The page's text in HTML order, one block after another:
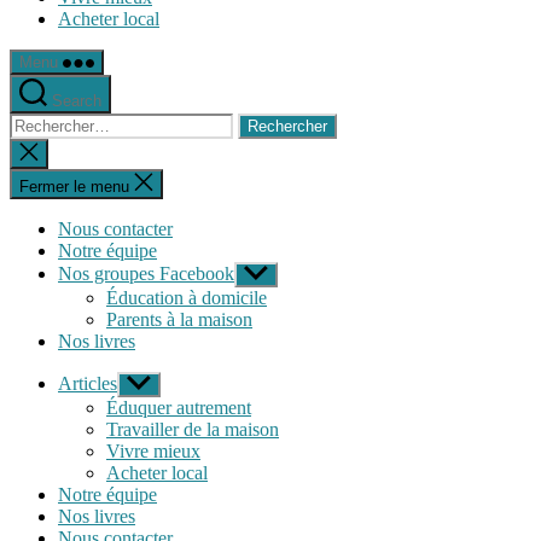
Acheter local
Menu
Search
Rechercher :
Fermer
la
recherche
Fermer le menu
Nous contacter
Notre équipe
Nos groupes Facebook Afficher
le
sous-
menu
Éducation à domicile
Parents à la maison
Nos livres
Articles Afficher
le
sous-
menu
Éduquer autrement
Travailler de la maison
Vivre mieux
Acheter local
Notre équipe
Nos livres